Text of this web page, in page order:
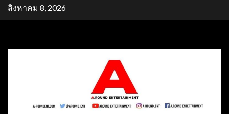
Skipสิงหาคม 8, 2026